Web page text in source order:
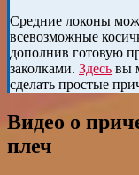
Средние локоны
всевозможные
дополнив готовую
заколками. Здесь вы
сделать простые
Видео о
плеч